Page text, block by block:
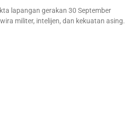
lapangan gerakan 30 September
militer, intelijen, dan kekuatan asing.